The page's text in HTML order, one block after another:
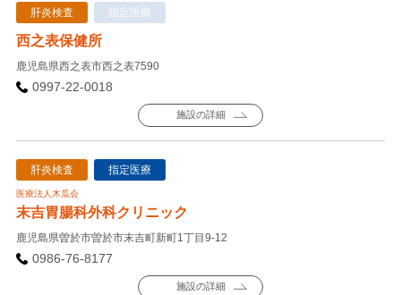
肝炎検査 指定医療
西之表保健所
鹿児島県西之表市西之表7590
0997-22-0018
施設の詳細
肝炎検査 指定医療
医療法人木瓜会
末吉胃腸科外科クリニック
鹿児島県曽於市曽於市末吉町新町1丁目9-12
0986-76-8177
施設の詳細